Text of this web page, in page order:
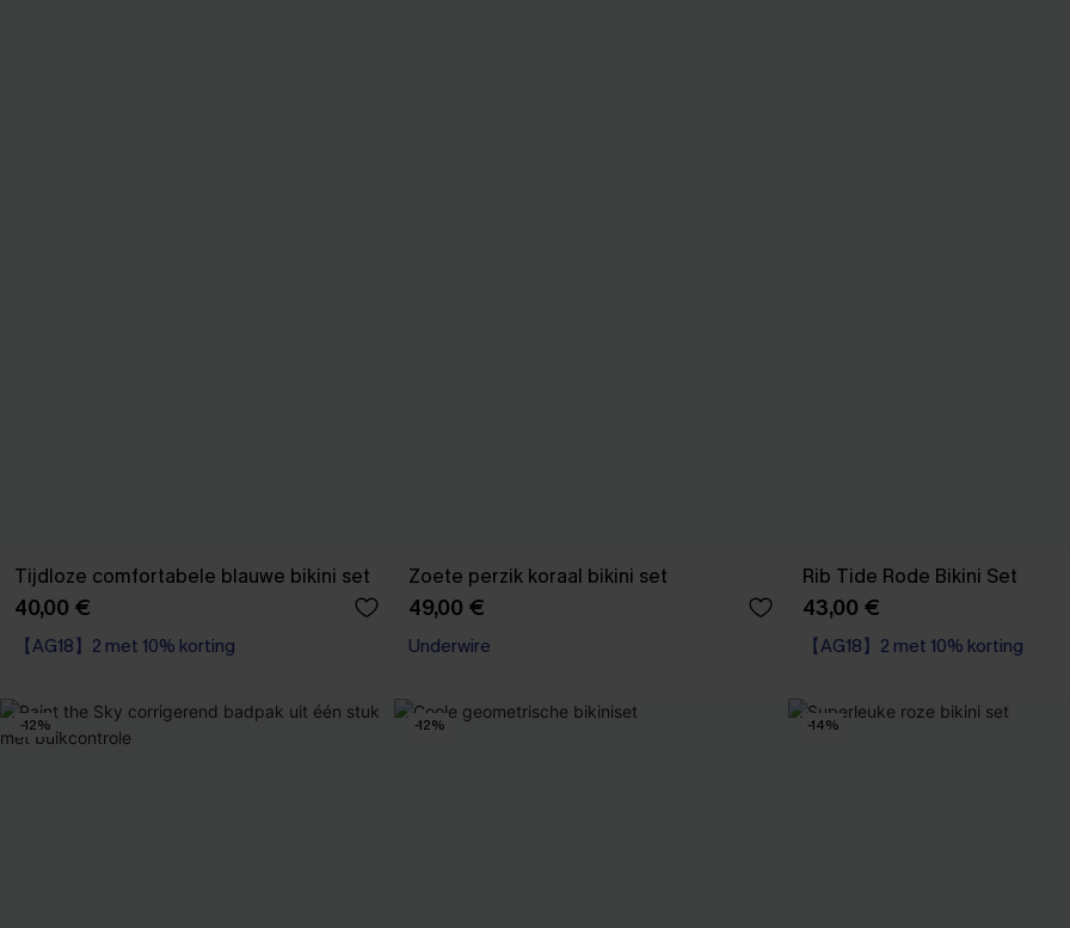
Tijdloze comfortabele blauwe bikini set
40,00 €
【AG18】2 met 10% korting
Zoete perzik koraal bikini set
49,00 €
Underwire
Rib Tide Rode Bikini Set
43,00 €
【AG18】2 met 10% korting
【AG18】2 met 10% korting
-12% -12% -14%